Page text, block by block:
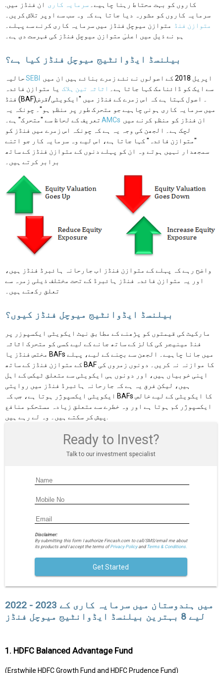
کاروں کو بہت محتاط رہنا چاہیے۔ سرمایہ کاری ان فنڈز میں.
سرمایہ کاروں کو مشورہ دیا جاتا ہے کہ وہ سب سے اوپر تلاش کریں۔
متوازن فنڈ متوازن میوچل فنڈز میں سرمایہ کاری کرنے سے پہلے۔
ہم نے ذیل میں اعلیٰ متوازن میوچل فنڈز کی فہرست دی ہے۔
بیلنسڈ ایڈوانٹیج میوچل فنڈز کیا ہے؟
حالیہSEBI
سے ایک کو ڈائنامک کہا جاتا ہے۔
اثاثہ تین ہلاک یا متوازن فائدہ
فنڈ (BAF)۔ اصول کہتا ہے کہ اس زمرے کے فنڈز میں "ایکویٹی/قرض
میں سرمایہ کاری ہونی چاہیے جو متحرک طور پر منظم ہو"۔ چونکہ یہ
تعریف کے لحاظ سے "متحرک" ہے۔ AMCs
لچک ہے۔ الجھن کی وجہ یہ ہے کہ چونکہ اس زمرے میں فنڈز کو
"متوازن فائدہ" کہا جاتا ہے، اس لیے وہ سرمایہ کار جو اتنے
سمجھدار نہیں ہوتے وہ ان کو پہلے دنوں کے متوازن فنڈز کے ساتھ
برابر کرتے ہیں۔
واضح رہے کہ پہلے کے متوازن فنڈز اب جارحانہ ہائبرڈ فنڈز ہیں،
اور یہ متوازن فائدہ فنڈز ہائبرڈ کے تحت مختلف ذیلی زمرہ سے
تعلق رکھتے ہیں۔
بیلنسڈ ایڈوانٹیج میوچل فنڈز کیوں؟
مارکیٹ کی قیمتوں کو پڑھنے کے مطابق نیٹ ایکویٹی ایکسپوزر پر
فنڈ مینیجر کی کالز کے ساتھ جانے کے لیے کسی کو متحرک اثاثہ
مختص فنڈز یا BAFs میں جانا چاہیے۔ الجھن سے بچنے کے لیے، پہلے
کے متوازن فنڈز کے ساتھ BAF کا موازنہ نہ کریں۔ دونوں زمروں کی
اپنی خوبیاں ہیں، اور دونوں ہی ایکویٹی سے متعلق ٹیکس کے اہل
ہیں، لیکن فرق یہ ہے کہ جارحانہ ہائبرڈ فنڈز میں روایتی
ایکویٹی ایکسپوژر ہوتا ہے، جب کہ BAFs کا ایکویٹی کے لیے خالص
ایکسپوژر کم ہوتا ہے اور وہ خطرے سے متعلق زیادہ مستحکم منافع
Ready to Invest?
Talk to our investment specialist
Disclaimer:
By submitting this form I authorize Fincash.com to call/SMS/email me about
its products and I accept the terms ofPrivacy Policyand Terms & Conditions.
Get Started
2022 - 2023 میں ہندوستان میں سرمایہ کاری کے
لیے 8 بہترین بیلنسڈ ایڈوانٹیج میوچل فنڈز
1. HDFC Balanced Advantage Fund
(Erstwhile HDFC Growth Fund and HDFC Prudence Fund)